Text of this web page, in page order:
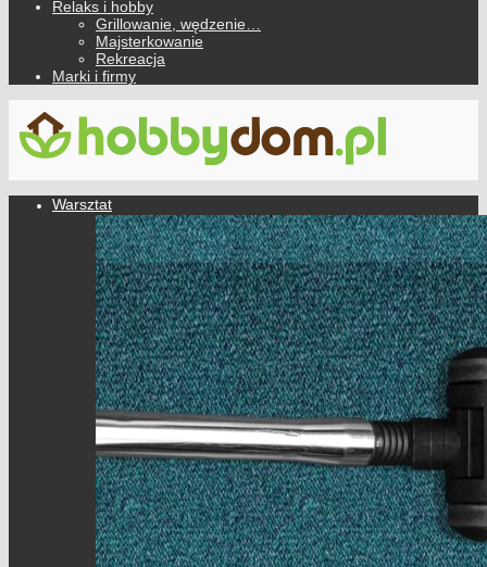
Relaks i hobby
Grillowanie, wędzenie…
Majsterkowanie
Rekreacja
Marki i firmy
Warsztat